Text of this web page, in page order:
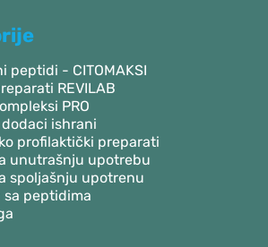
peptidi - CITOMAKSI
REVILAB
PRO
ishrani
profilaktički preparati
unutrašnju upotrebu
spoljašnju upotrenu
sa peptidima